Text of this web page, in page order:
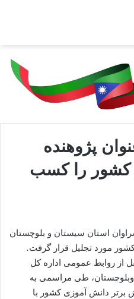
پژوهنده
کشور را کسب
استان سیستان و بلوچستان
مورد تجلیل قرار گرفت.
از روابط عمومی اداره کل
طی مراسمی به
پژوهش از 21 پژوهش برتر دانش آموزی کشور با